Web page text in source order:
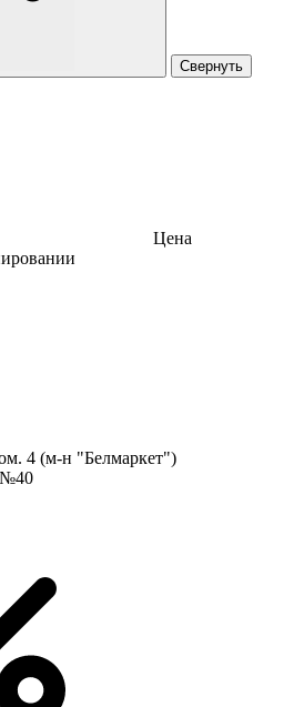
Свернуть
Цена
4 (м-н "Белмаркет")
№40